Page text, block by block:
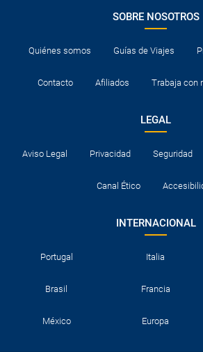
SOBRE NOSOTROS
Quiénes somos Guías de Viajes
Contacto Afiliados Trabaja con
LEGAL
Aviso Legal Privacidad Seguridad
Canal Ético
INTERNACIONAL
Portugal Italia
Brasil Francia
México Europa